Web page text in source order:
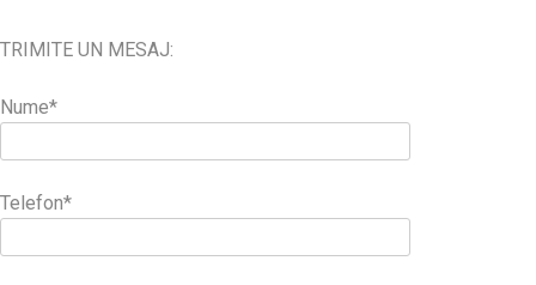
TRIMITE UN MESAJ:
Nume*
Telefon*